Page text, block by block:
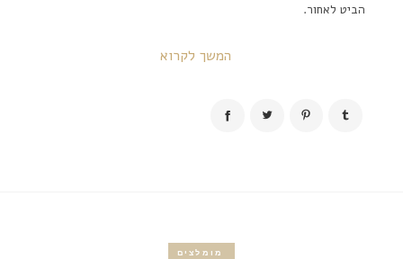
הביט לאחור.
המשך לקרוא
מומלצים